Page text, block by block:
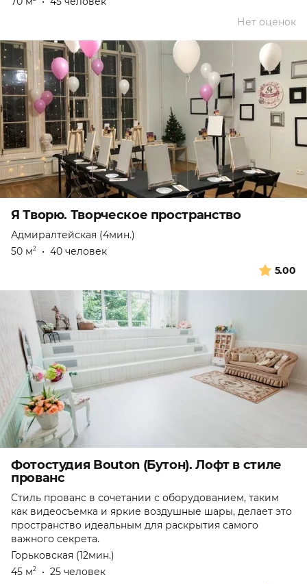
Нет оценок
Я Творю. Творческое пространство
Адмиралтейская (4мин.)
50 м2 • 40 человек
5.00
Фотостудия Bouton (Бутон). Лофт в стиле
прованс
Стиль прованс в сочетании с оборудованием, таким
как видеосъемка и яркие воздушные шары, делает это
пространство идеальным для раскрытия самого
важного секрета.
Горьковская (12мин.)
45 м2 • 25 человек